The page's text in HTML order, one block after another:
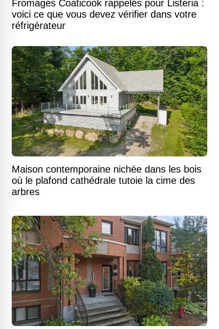
Fromages Coaticook rappelés pour Listeria :
voici ce que vous devez vérifier dans votre
réfrigérateur
Maison contemporaine nichée dans les bois
où le plafond cathédrale tutoie la cime des
arbres